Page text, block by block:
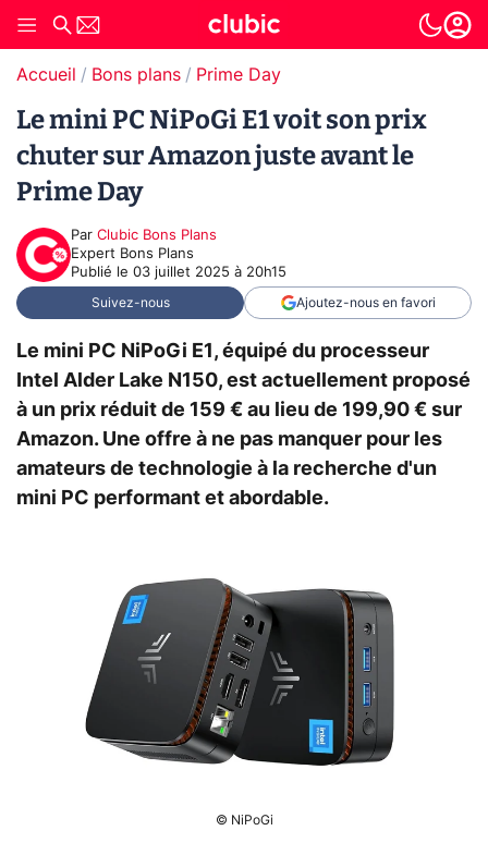
Accueil Bons plans Prime Day
Le mini PC NiPoGi E1 voit son prix
chuter sur Amazon juste avant le
Prime Day
Par Clubic Bons Plans
Expert Bons Plans
Publié le 03 juillet 2025 à 20h15
Suivez-nous Ajoutez-nous en favori
Le mini PC NiPoGi E1, équipé du processeur
Intel Alder Lake N150, est actuellement proposé
à un prix réduit de 159 € au lieu de 199,90 € sur
Amazon. Une offre à ne pas manquer pour les
amateurs de technologie à la recherche d'un
mini PC performant et abordable.
© NiPoGi